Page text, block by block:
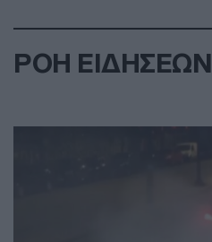
ΡΟΗ ΕΙΔΗΣΕΩΝ